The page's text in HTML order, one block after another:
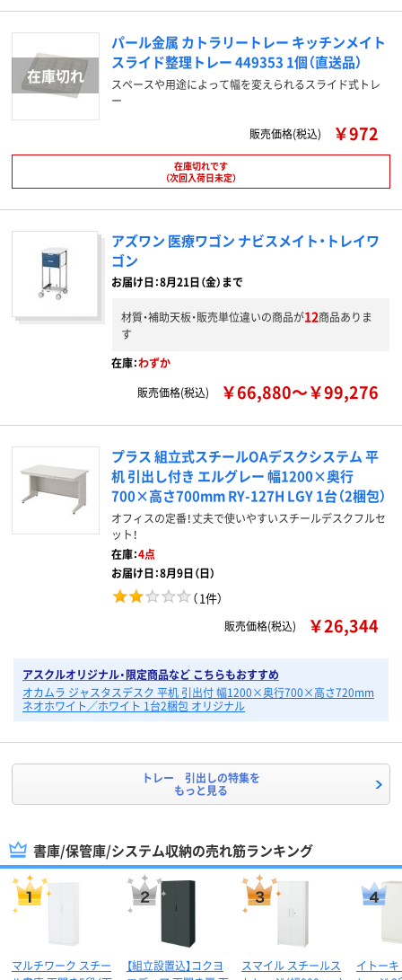
パール金属 カトラリートレー キッチンメイト
スライド整理トレー 449353 1個（直送品）
スペースや用途によって幅を変えられるスライド式トレ
ー
販売価格(税込) ￥972
在庫切れです
（次回入荷日未定）
アズワン 医療ワゴン ナビスメイト・トレイワ
ゴン
お届け日：8月21日（金）まで
材質・補助天板・販売単位違いの商品が12商品ありま
す
在庫：わずか
販売価格(税込)
￥66,880～￥99,276
プラス 組立式スチールOAデスクシステム 平
机 引出し付き エルグレー 幅1200×奥行
700×高さ700mm RY-127H LGY 1台（2梱包）
オフィスの定番！丈夫で使いやすいスチールデスクフルセ
ット！
在庫：4点
お届け日：8月9日（日）
（1件）
販売価格(税込) ￥26,344
アスクルオリジナル・限定商品など こちらもおすすめ
オカムラ ジャスタスデスク 平机 引出付 幅1200×奥行700×高さ720mm
ネオホワイト／ホワイト 1台2梱包 オリジナル
トレー 引出しの特集を
もっと見る
書庫/保管庫/システム収納の売れ筋ランキング
マルチワーク スチー
【組立設置込】コクヨ
スマイル スチールス
イトー